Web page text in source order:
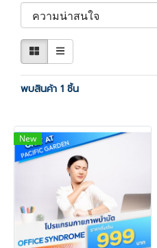
พบสินค้า 1 ชิ้น
New